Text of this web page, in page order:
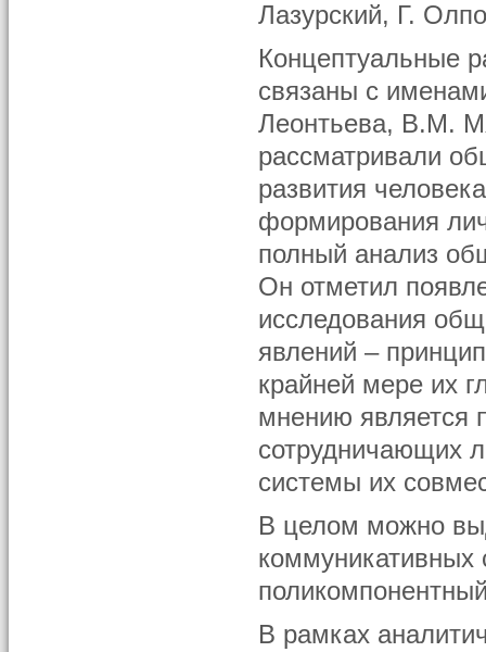
Лазурский, Г.
Концептуальные
связаны с
Леонтьева, В.М.
рассматривали
развития
формирования
полный анализ
Он отметил
исследования
явлений –
крайней мере их
мнению является
сотрудничающих
системы их
В целом можно
коммуникативных
В рамках